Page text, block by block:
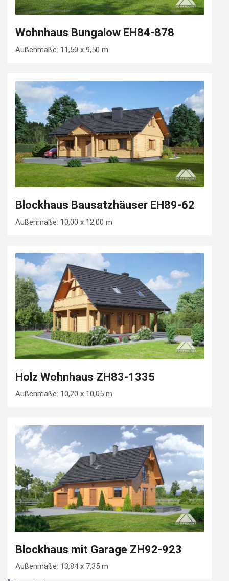
Wohnhaus Bungalow EH84-878
Außenmaße: 11,50 x 9,50 m
Blockhaus Bausatzhäuser EH89-62
Außenmaße: 10,00 x 12,00 m
Holz Wohnhaus ZH83-1335
Außenmaße: 10,20 x 10,05 m
Blockhaus mit Garage ZH92-923
Außenmaße: 13,84 x 7,35 m